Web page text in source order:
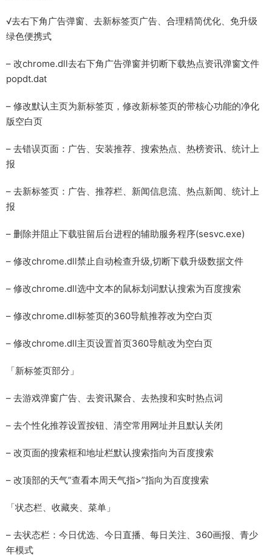
√去右下角广告弹窗、去新标签页广告、合理精简优化、免升级
绿色便携式
– 改chrome.dll去右下角广告弹窗并切断下载热点资讯弹窗文件
popdt.dat
– 修改默认主页为新标签页，修改新标签页的带核心功能的净化
版空白页
– 去错误页面：广告、安装推荐、搜索热点、热榜资讯、统计上
报
– 去新标签页：广告、推荐栏、新闻信息流、热点新闻、统计上
报
– 删除并阻止下载驻留后台进程的辅助服务程序(sesvc.exe)
– 修改chrome.dll禁止自动检查升级,切断下载升级数据文件
– 修改chrome.dll选中文本的鼠标划词默认搜索为百度搜索
– 修改chrome.dll标签页的360导航推荐改为空白页
– 修改chrome.dll主页设置首页360导航改为空白页
「新标签页部分」
– 去游戏弹窗广告、去资讯聚合、去热搜和实时热点词
– 去个性化推荐设置按钮、清空常用网址并且默认关闭
– 改页面的搜索框和地址栏默认搜索指向为百度搜索
– 改顶部的天气”查看本周天气指>”指向为百度搜索
「状态栏、收藏夹、菜单」
– 去状态栏：今日优选、今日直播、每日关注、360画报、青少
年模式